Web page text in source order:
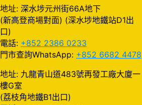
地址: 深水埗元州街66A地下
(新高登商場對面) (深水埗地鐵站D1出
口)
電話: +852 2386 0233
門市查詢WhatsApp: +852 6682 4478
地址: 九龍青山道483號再發工廠大廈一
樓G室
(荔枝角地鐵B1出口)